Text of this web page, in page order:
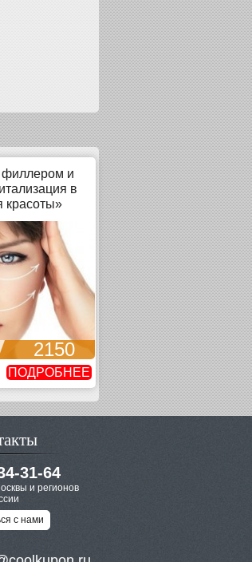
филлером и
в
красоты»
2150
ПОДРОБНЕЕ
31-64
и регионов
с нами